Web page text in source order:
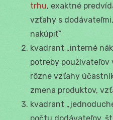
trhu, exaktné
vzťahy s
nakúpiť“
kvadrant „interné
potreby používateľov
rôzne vzťahy
zmena produktov,
kvadrant